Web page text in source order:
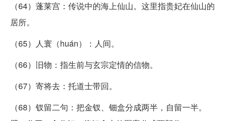
（64）蓬莱宫：传说中的海上仙山。这里指贵妃在仙山的
居所。
（65）人寰（huán）：人间。
（66）旧物：指生前与玄宗定情的信物。
（67）寄将去：托道士带回。
（68）钗留二句：把金钗、钿盒分成两半，自留一半。